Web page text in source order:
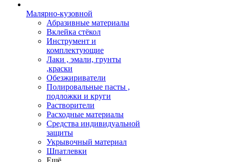
Малярно-кузовной
Абразивные материалы
Вклейка стёкол
Инструмент и
комплектующие
Лаки , эмали, грунты
,краски
Обезжириватели
Полировальные пасты ,
подложки и круги
Растворители
Расходные материалы
Средства индивидуальной
защиты
Укрывочный материал
Шпатлевки
Ещё